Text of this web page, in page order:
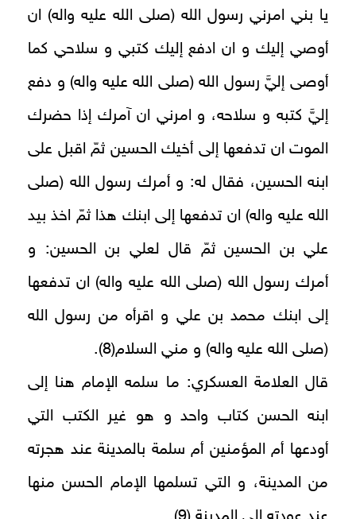
يا بني امرني رسول الله (صلى الله عليه واله) ان
أوصي إليك و ان ادفع إليك كتبي و سلاحي كما
أوصى إليَّ رسول الله (صلى الله عليه واله) و دفع
إليَّ كتبه و سلاحه، و امرني ان آمرك إذا حضرك
الموت ان تدفعها إلى أخيك الحسين ثمّ اقبل على
ابنه الحسين، فقال له: و أمرك رسول الله (صلى
الله عليه واله) ان تدفعها إلى ابنك هذا ثمّ اخذ بيد
علي بن الحسين ثمّ قال لعلي بن الحسين: و
أمرك رسول الله (صلى الله عليه واله) ان تدفعها
إلى ابنك محمد بن علي و اقرأه من رسول الله
(صلى الله عليه واله) و مني السلام‏(8).
قال العلامة العسكري: ما سلمه الإمام هنا إلى
ابنه الحسن كتاب‏ واحد و هو غير الكتب التي
أودعها أم المؤمنين أم سلمة بالمدينة عند هجرته
من المدينة، و التي تسلمها الإمام الحسن منها